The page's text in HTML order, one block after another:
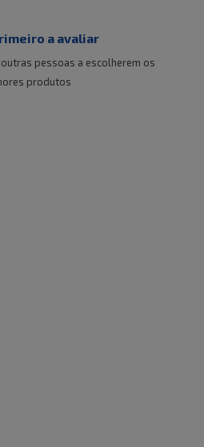
a avaliar
pessoas a escolherem os
produtos